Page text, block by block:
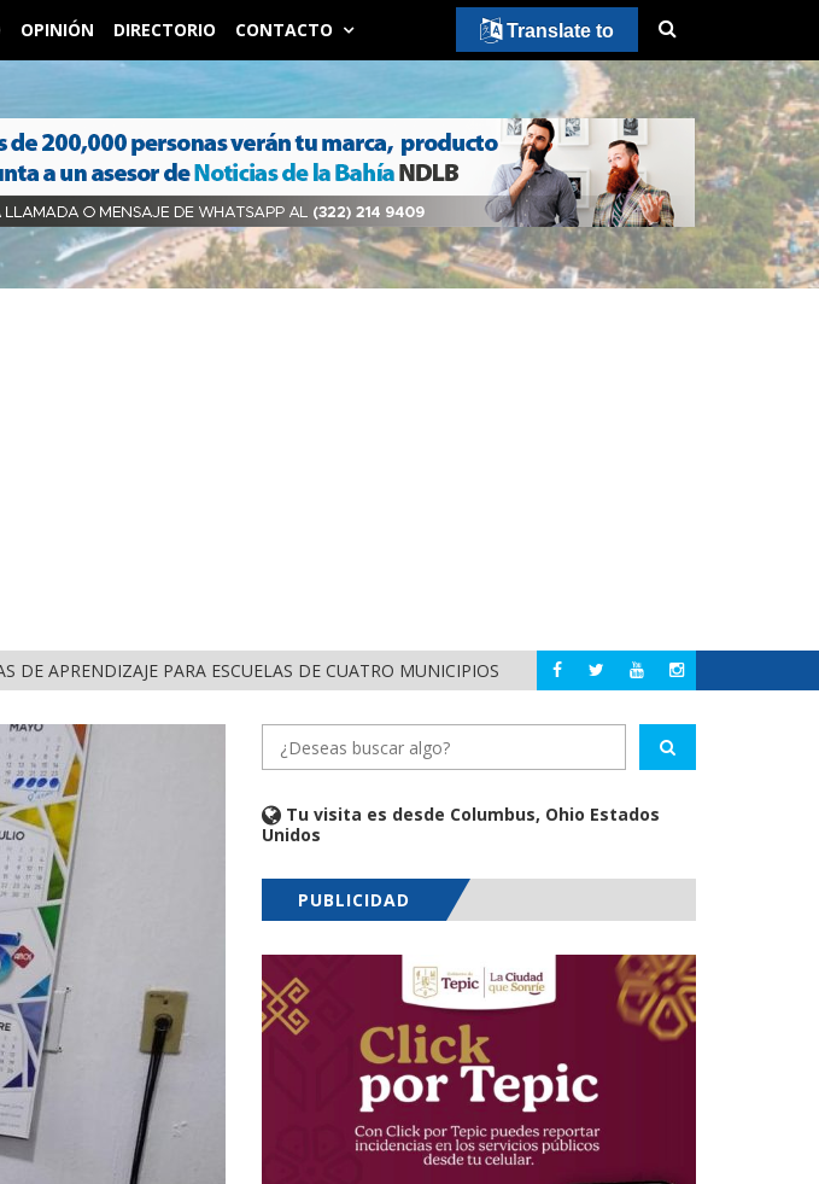
OPINIÓN DIRECTORIO CONTACTO
DE APRENDIZAJE PARA ESCUELAS DE CUATRO MUNICIPIOS NAYARIT HÉCTOR
Tu visita es desde Columbus, Ohio Estados
Unidos
PUBLICIDAD
Translate to